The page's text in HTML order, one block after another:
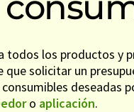
todos los productos y
solicitar un
deseadas
o aplicación.